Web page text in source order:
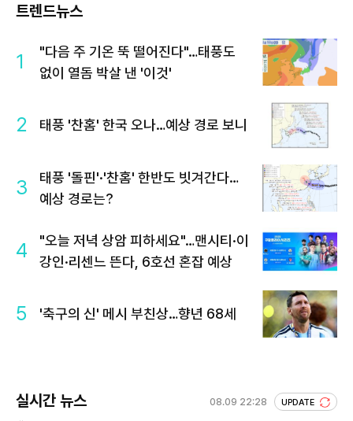
트렌드뉴스
1
"다음 주 기온 뚝 떨어진다"…태풍도
없이 열돔 박살 낸 '이것'
2 태풍 '찬홈' 한국 오나…예상 경로 보니
3
태풍 '돌핀'·'찬홈' 한반도 빗겨간다…
예상 경로는?
4
"오늘 저녁 상암 피하세요"…맨시티·이
강인·리센느 뜬다, 6호선 혼잡 예상
5 '축구의 신' 메시 부친상…향년 68세
실시간 뉴스 08.09 22:28 UPDATE